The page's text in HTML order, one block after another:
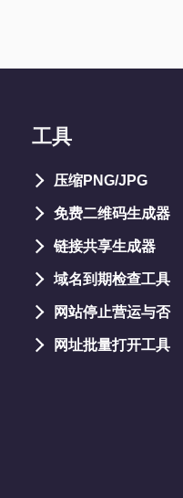
工具
压缩PNG/JPG
免费二维码生成器
链接共享生成器
域名到期检查工具
网站停止营运与否
网址批量打开工具